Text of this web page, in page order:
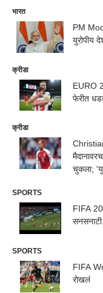
भारत
PM
युरोपीय
क्रीडा
EURO
फेरीत
क्रीडा
चुकला;
SPORTS
FIFA
SPORTS
FIFA
रोखलं